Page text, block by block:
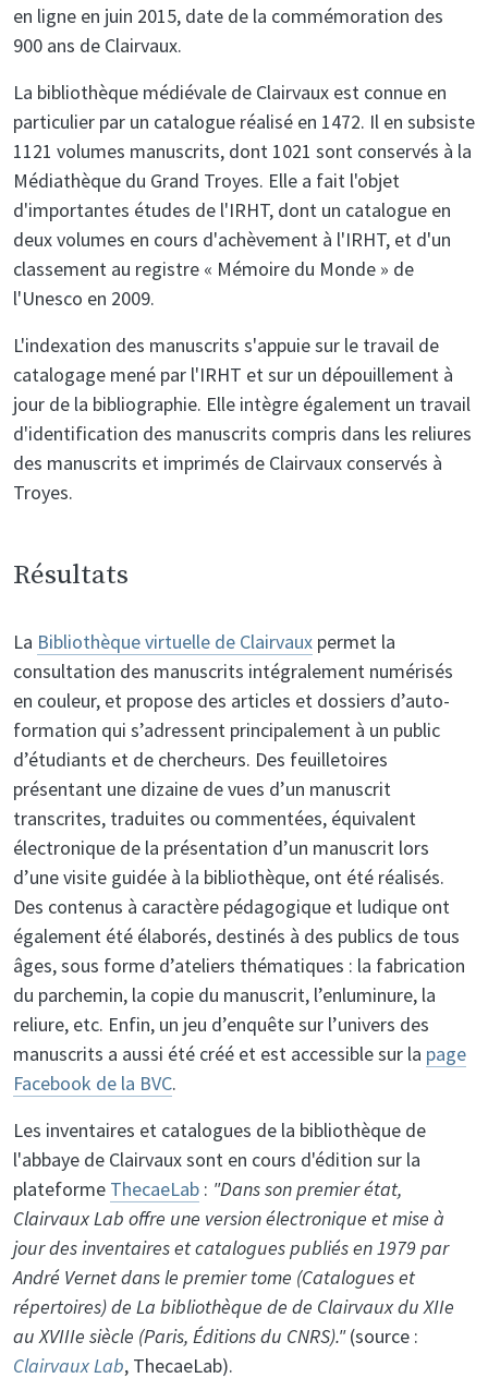
en ligne en juin 2015, date de la commémoration des
900 ans de Clairvaux.
La bibliothèque médiévale de Clairvaux est connue en
particulier par un catalogue réalisé en 1472. Il en subsiste
1121 volumes manuscrits, dont 1021 sont conservés à la
Médiathèque du Grand Troyes. Elle a fait l'objet
d'importantes études de l'IRHT, dont un catalogue en
deux volumes en cours d'achèvement à l'IRHT, et d'un
classement au registre « Mémoire du Monde » de
l'Unesco en 2009.
L'indexation des manuscrits s'appuie sur le travail de
catalogage mené par l'IRHT et sur un dépouillement à
jour de la bibliographie. Elle intègre également un travail
d'identification des manuscrits compris dans les reliures
des manuscrits et imprimés de Clairvaux conservés à
Troyes.
Résultats
La Bibliothèque virtuelle de Clairvaux permet la
consultation des manuscrits intégralement numérisés
en couleur, et propose des articles et dossiers d’auto-
formation qui s’adressent principalement à un public
d’étudiants et de chercheurs. Des feuilletoires
présentant une dizaine de vues d’un manuscrit
transcrites, traduites ou commentées, équivalent
électronique de la présentation d’un manuscrit lors
d’une visite guidée à la bibliothèque, ont été réalisés.
Des contenus à caractère pédagogique et ludique ont
également été élaborés, destinés à des publics de tous
âges, sous forme d’ateliers thématiques : la fabrication
du parchemin, la copie du manuscrit, l’enluminure, la
reliure, etc. Enfin, un jeu d’enquête sur l’univers des
manuscrits a aussi été créé et est accessible sur la page
Facebook de la BVC.
Les inventaires et catalogues de la bibliothèque de
l'abbaye de Clairvaux sont en cours d'édition sur la
plateforme ThecaeLab : "Dans son premier état,
Clairvaux Lab offre une version électronique et mise à
jour des inventaires et catalogues publiés en 1979 par
André Vernet dans le premier tome (Catalogues et
répertoires) de La bibliothèque de de Clairvaux du XIIe
au XVIIIe siècle (Paris, Éditions du CNRS)."(source :
Clairvaux Lab, ThecaeLab).